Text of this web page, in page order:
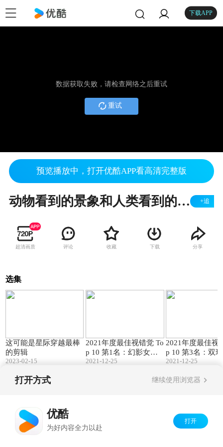
下载APP
数据获取失败，请检查网络之后重试
重试
预览播放中，打开优酷APP看高清完整版
动物看到的景象和人类看到的景象有什么区别? +追
超清画质 评论 收藏 下载 分享
选集
这可能是星际穿越最棒
的剪辑
2023-02-15
2021年度最佳视错觉 To
p 10 第1名：幻影女王
（The Phantom Quee
2021-12-25
2021年度最佳视
p 10 第3名：双环错觉
（The Double
2021-12-25
打开方式 继续使用浏览器
优酷
为好内容全力以赴
打开